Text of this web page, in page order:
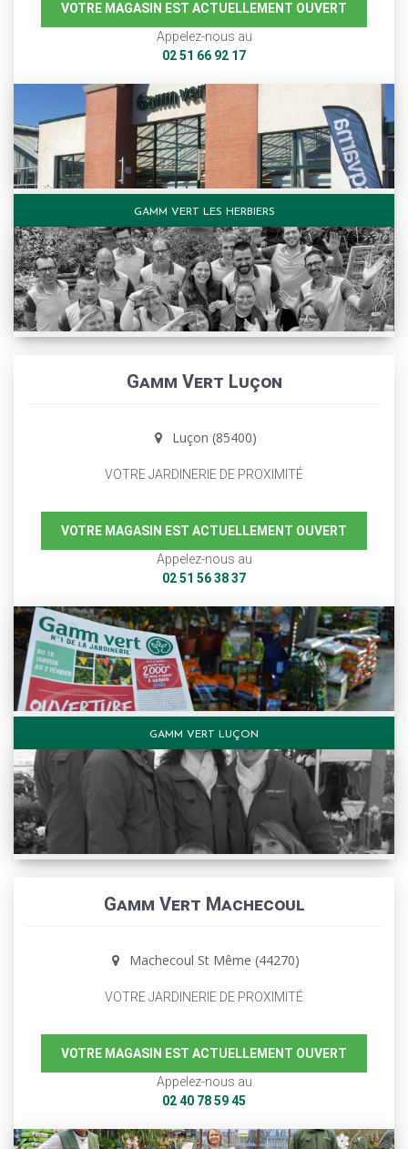
VOTRE MAGASIN EST ACTUELLEMENT OUVERT
Appelez-nous au
02 51 66 92 17
GAMM VERT LES HERBIERS
Gamm Vert Luçon
Luçon (85400)
VOTRE JARDINERIE DE PROXIMITÉ
VOTRE MAGASIN EST ACTUELLEMENT OUVERT
Appelez-nous au
02 51 56 38 37
GAMM VERT LUÇON
Gamm Vert Machecoul
Machecoul St Même (44270)
VOTRE JARDINERIE DE PROXIMITÉ
VOTRE MAGASIN EST ACTUELLEMENT OUVERT
Appelez-nous au
02 40 78 59 45